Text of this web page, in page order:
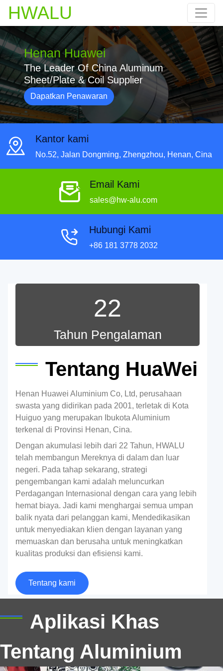
HWALU
Henan Huawei
The Leader Of China Aluminum
Sheet/Plate & Coil Supplier
Dapatkan Penawaran
Kantor kami
No.52, Jalan Dongming, Zhengzhou, Henan, Cina
Email Kami
sales@hw-alu.com
Hubungi Kami
+86 181 3778 2032
22
Tahun Pengalaman
Tentang HuaWei
Henan Huawei Aluminium Co, Ltd, perusahaan
swasta yang didirikan pada 2001, terletak di Kota
Huiguo yang merupakan Ibukota Aluminium
terkenal di Provinsi Henan, Cina.
Dengan akumulasi lebih dari 22 Tahun, HWALU
telah membangun Mereknya di dalam dan luar
negeri. Pada tahap sekarang, strategi
pengembangan kami adalah meluncurkan
Perdagangan Internasional dengan cara yang lebih
hemat biaya. Jadi kami menghargai semua umpan
balik nyata dari pelanggan kami, Mendedikasikan
untuk menyediakan klien dengan layanan yang
memuaskan dan berusaha untuk meningkatkan
kualitas produksi dan efisiensi kami.
Tentang kami
Aplikasi Khas
Tentang Aluminium
5182-Kumparan Aluminium H19 untuk Tab
Tarik
Kumparan aluminium 5182-H19 berkualitas tinggi
untuk tab penarik menawarkan kekuatan luar biasa,
untuk pengemasan minuman.